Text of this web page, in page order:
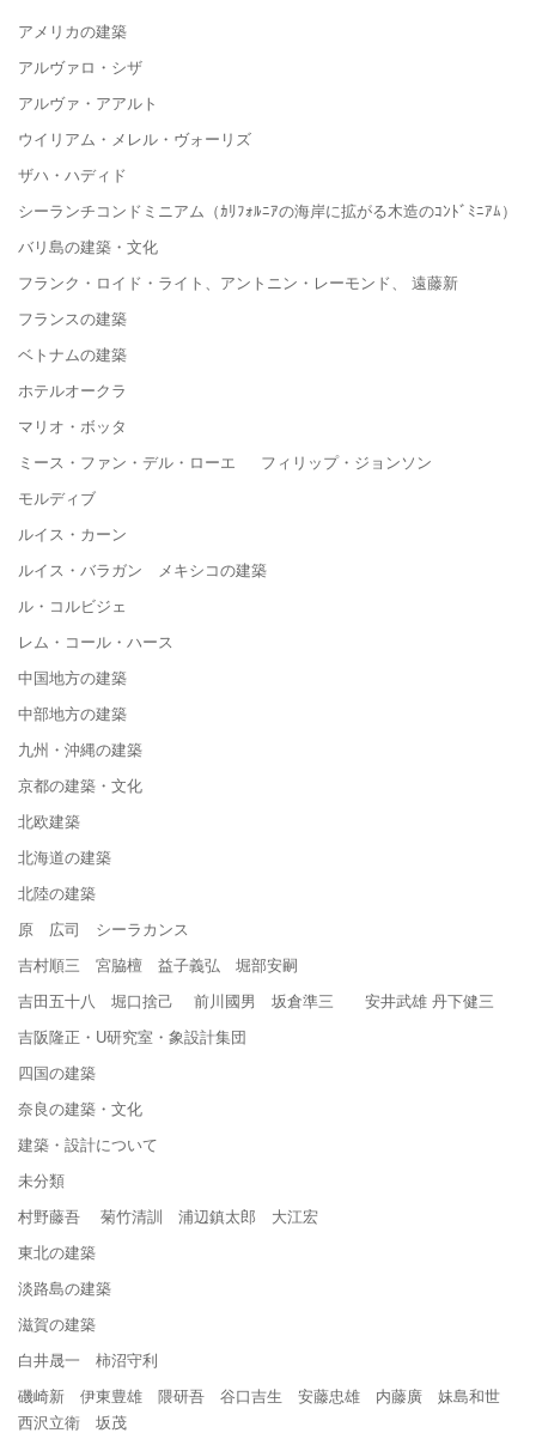
アメリカの建築
アルヴァロ・シザ
アルヴァ・アアルト
ウイリアム・メレル・ヴォーリズ
ザハ・ハディド
シーランチコンドミニアム（ｶﾘﾌｫﾙﾆｱの海岸に拡がる木造のｺﾝﾄﾞﾐﾆｱﾑ）
バリ島の建築・文化
フランク・ロイド・ライト、アントニン・レーモンド、 遠藤新
フランスの建築
ベトナムの建築
ホテルオークラ
マリオ・ボッタ
ミース・ファン・デル・ローエ フィリップ・ジョンソン
モルディブ
ルイス・カーン
ルイス・バラガン メキシコの建築
ル・コルビジェ
レム・コール・ハース
中国地方の建築
中部地方の建築
九州・沖縄の建築
京都の建築・文化
北欧建築
北海道の建築
北陸の建築
原 広司 シーラカンス
吉村順三 宮脇檀 益子義弘 堀部安嗣
吉田五十八 堀口捨己 前川國男 坂倉準三 安井武雄 丹下健三
吉阪隆正・U研究室・象設計集団
四国の建築
奈良の建築・文化
建築・設計について
未分類
村野藤吾 菊竹清訓 浦辺鎮太郎 大江宏
東北の建築
淡路島の建築
滋賀の建築
白井晟一 柿沼守利
磯崎新 伊東豊雄 隈研吾 谷口吉生 安藤忠雄 内藤廣 妹島和世
西沢立衛 坂茂